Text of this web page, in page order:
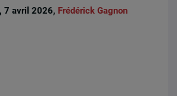
7 avril 2026, Frédérick Gagnon